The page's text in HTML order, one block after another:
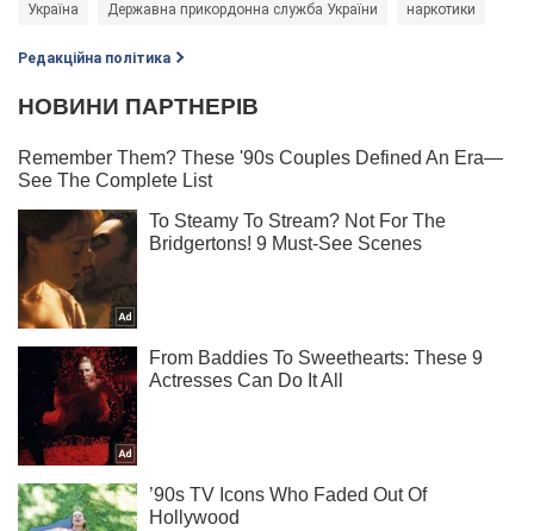
Україна Державна прикордонна служба України наркотики
Редакційна політика